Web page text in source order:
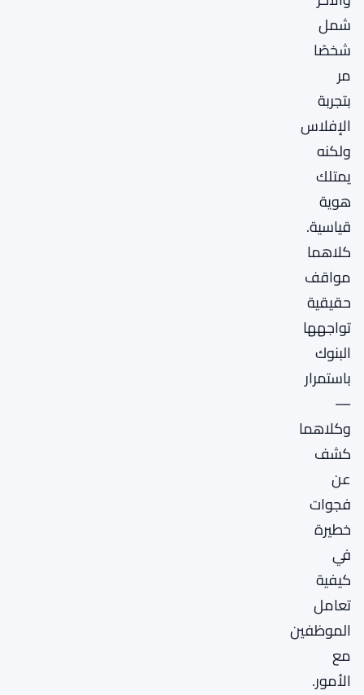
شمل
شخصًا
مر
بتجربة
الإفلاس
ولكنه
يمتلك
هوية
قياسية.
كلاهما
مواقف
حقيقية
تواجهها
البنوك
باستمرار
—
وكلاهما
كشف
عن
فجوات
خطيرة
في
كيفية
تعامل
الموظفين
مع
الأمور.